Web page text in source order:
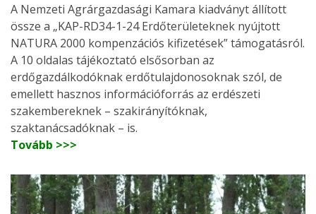
A Nemzeti Agrárgazdasági Kamara kiadványt állított
össze a „KAP-RD34-1-24 Erdőterületeknek nyújtott
NATURA 2000 kompenzációs kifizetések” támogatásról.
A 10 oldalas tájékoztató elsősorban az
erdőgazdálkodóknak erdőtulajdonosoknak szól, de
emellett hasznos információforrás az erdészeti
szakembereknek – szakirányítóknak,
szaktanácsadóknak – is.
Tovább >>>